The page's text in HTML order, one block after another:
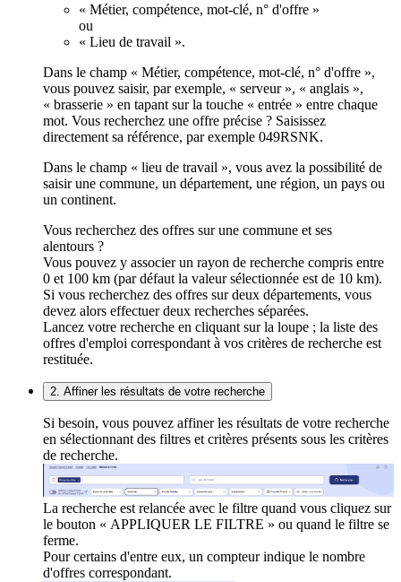
« Métier, compétence, mot-clé, n° d'offre »
ou
« Lieu de travail ».
Dans le champ « Métier, compétence, mot-clé, n° d'offre »,
vous pouvez saisir, par exemple, « serveur », « anglais »,
« brasserie » en tapant sur la touche « entrée » entre chaque
mot. Vous recherchez une offre précise ? Saisissez
directement sa référence, par exemple 049RSNK.
Dans le champ « lieu de travail », vous avez la possibilité de
saisir une commune, un département, une région, un pays ou
un continent.
Vous recherchez des offres sur une commune et ses
alentours ?
Vous pouvez y associer un rayon de recherche compris entre
0 et 100 km (par défaut la valeur sélectionnée est de 10 km).
Si vous recherchez des offres sur deux départements, vous
devez alors effectuer deux recherches séparées.
Lancez votre recherche en cliquant sur la loupe ; la liste des
offres d'emploi correspondant à vos critères de recherche est
restituée.
2. Affiner les résultats de votre recherche
Si besoin, vous pouvez affiner les résultats de votre recherche
en sélectionnant des filtres et critères présents sous les critères
de recherche.
La recherche est relancée avec le filtre quand vous cliquez sur
le bouton « APPLIQUER LE FILTRE » ou quand le filtre se
ferme.
Pour certains d'entre eux, un compteur indique le nombre
d'offres correspondant.